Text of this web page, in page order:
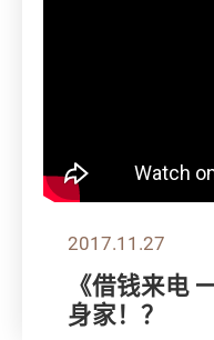
2017.11.27
《借钱来电
身家！？